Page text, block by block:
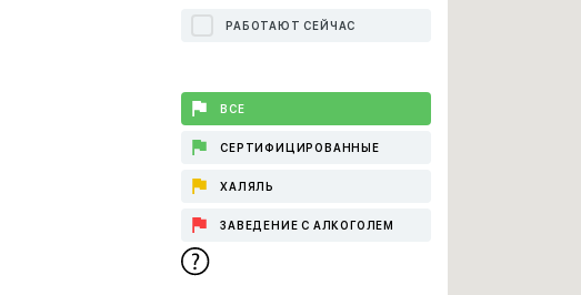
РАБОТАЮТ СЕЙЧАС
ВСЕ
СЕРТИФИЦИРОВАННЫЕ
ХАЛЯЛЬ
ЗАВЕДЕНИЕ С АЛКОГОЛЕМ